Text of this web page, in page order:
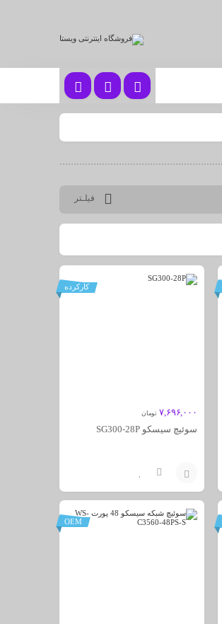
فیلـتر
کارکرده
۷,۶۹۶,۰۰۰ تومان
سوئیچ سیسکو SG300-28P
به OEM